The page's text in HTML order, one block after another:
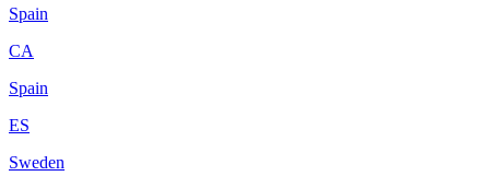
Spain
CA
Spain
ES
Sweden